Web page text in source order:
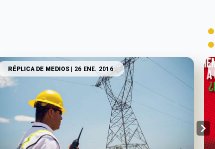
RÉPLICA DE MEDIOS | 26 ENE. 2016